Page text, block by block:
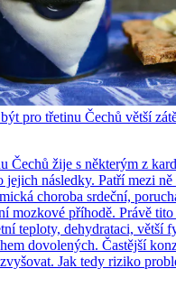
pro třetinu Čechů větší
Čechů žije s některým z
jejich následky. Patří mezi
choroba srdeční,
mozkové příhodě. Právě
teploty, dehydrataci, větší
dovolených. Častější
Jak tedy riziko